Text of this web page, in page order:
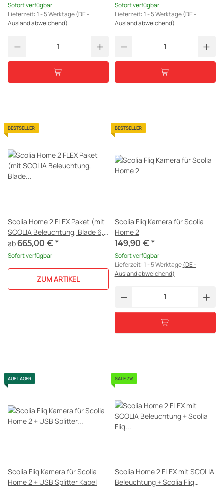
Sofort verfügbar
Lieferzeit:1 - 5 Werktage(DE -
Ausland abweichend)
Sofort verfügbar
Lieferzeit:1 - 5 Werktage(DE -
Ausland abweichend)
BESTSELLER
Scolia Home 2 FLEX Paket (mit
SCOLIA Beleuchtung, Blade 6,
Surround)
ab665,00 € *
Sofort verfügbar
ZUM ARTIKEL
BESTSELLER
Scolia Fliq Kamera für Scolia
Home 2
149,90 € *
Sofort verfügbar
Lieferzeit:1 - 5 Werktage(DE -
Ausland abweichend)
AUF LAGER
Scolia Fliq Kamera für Scolia
Home 2 + USB Splitter Kabel
SALE 7%
Scolia Home 2 FLEX mit SCOLIA
Beleuchtung + Scolia Fliq